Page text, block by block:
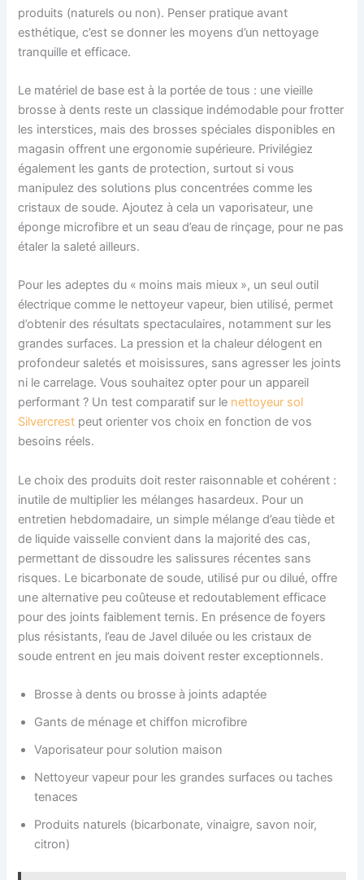
produits (naturels ou non). Penser pratique avant
esthétique, c’est se donner les moyens d’un nettoyage
tranquille et efficace.
Le matériel de base est à la portée de tous : une vieille
brosse à dents reste un classique indémodable pour frotter
les interstices, mais des brosses spéciales disponibles en
magasin offrent une ergonomie supérieure. Privilégiez
également les gants de protection, surtout si vous
manipulez des solutions plus concentrées comme les
cristaux de soude. Ajoutez à cela un vaporisateur, une
éponge microfibre et un seau d’eau de rinçage, pour ne pas
étaler la saleté ailleurs.
Pour les adeptes du « moins mais mieux », un seul outil
électrique comme le nettoyeur vapeur, bien utilisé, permet
d’obtenir des résultats spectaculaires, notamment sur les
grandes surfaces. La pression et la chaleur délogent en
profondeur saletés et moisissures, sans agresser les joints
ni le carrelage. Vous souhaitez opter pour un appareil
performant ? Un test comparatif sur le nettoyeur sol
Silvercrest peut orienter vos choix en fonction de vos
besoins réels.
Le choix des produits doit rester raisonnable et cohérent :
inutile de multiplier les mélanges hasardeux. Pour un
entretien hebdomadaire, un simple mélange d’eau tiède et
de liquide vaisselle convient dans la majorité des cas,
permettant de dissoudre les salissures récentes sans
risques. Le bicarbonate de soude, utilisé pur ou dilué, offre
une alternative peu coûteuse et redoutablement efficace
pour des joints faiblement ternis. En présence de foyers
plus résistants, l’eau de Javel diluée ou les cristaux de
soude entrent en jeu mais doivent rester exceptionnels.
Brosse à dents ou brosse à joints adaptée
Gants de ménage et chiffon microfibre
Vaporisateur pour solution maison
Nettoyeur vapeur pour les grandes surfaces ou taches
tenaces
Produits naturels (bicarbonate, vinaigre, savon noir,
citron)